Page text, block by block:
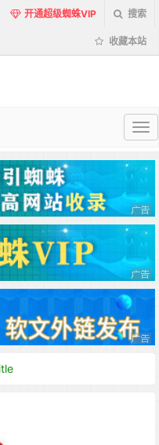
开通超级蜘蛛VIP 搜索
收藏本站
超
蜘
蛛
池